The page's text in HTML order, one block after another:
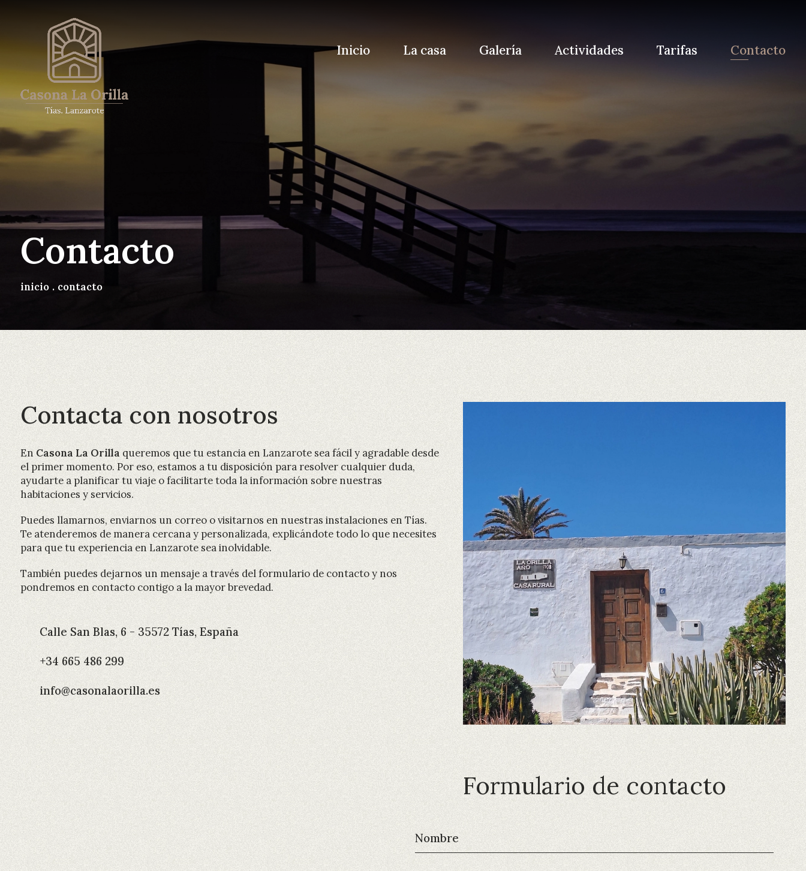
Inicio La casa Galería Actividades Tarifas Contacto
Contacto
inicio . contacto
Contacta con nosotros
En Casona La Orilla queremos que tu estancia en Lanzarote sea fácil y agradable desde
el primer momento. Por eso, estamos a tu disposición para resolver cualquier duda,
ayudarte a planificar tu viaje o facilitarte toda la información sobre nuestras
habitaciones y servicios.
Puedes llamarnos, enviarnos un correo o visitarnos en nuestras instalaciones en Tías.
Te atenderemos de manera cercana y personalizada, explicándote todo lo que necesites
para que tu experiencia en Lanzarote sea inolvidable.
También puedes dejarnos un mensaje a través del formulario de contacto y nos
pondremos en contacto contigo a la mayor brevedad.
Calle San Blas, 6 - 35572 Tías, España
+34 665 486 299
info@casonalaorilla.es
Formulario de contacto
Política de privacidad
Política de cookies
Accesibilidad